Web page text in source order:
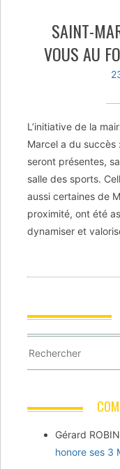
SAINT-
VOUS AU
L’initiative de la
Marcel a du succès
seront présentes,
salle des sports.
aussi certaines de
proximité, ont été
dynamiser et
Gérard ROBIN
honore ses 3